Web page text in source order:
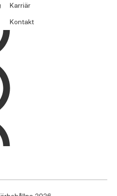
Karriär
Kontakt